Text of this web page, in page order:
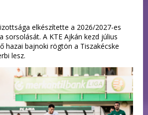
elkészítette a 2026/2027-es
sorsolását. A KTE Ajkán kezd július
hazai bajnoki rögtön a Tiszakécske
lesz.